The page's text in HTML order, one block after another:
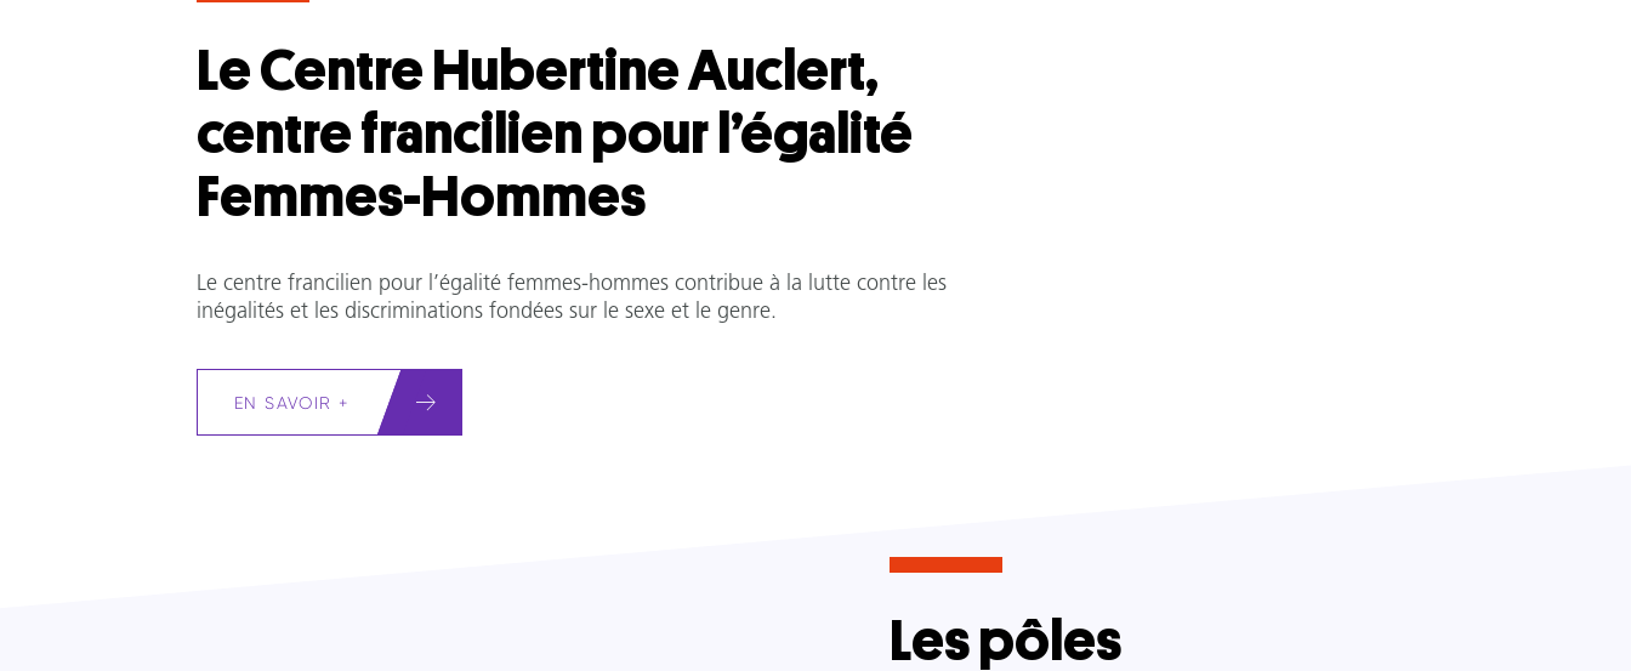
Le Centre Hubertine Auclert,
centre francilien pour l’égalité
Femmes-Hommes
Le centre francilien pour l’égalité femmes-hommes contribue à la lutte contre les
inégalités et les discriminations fondées sur le sexe et le genre.
EN SAVOIR +
Les pôles